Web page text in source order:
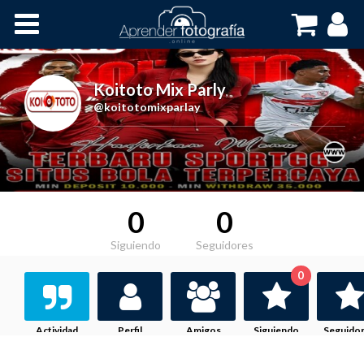
Cursos OnLine
Koitoto Mix Parly,
@koitotomixparlay
0
Siguiendo
0
Seguidores
Actividad Perfil Amigos Siguiendo
0